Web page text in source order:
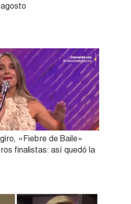
«Fiebre de Baile»
finalistas: así quedó la